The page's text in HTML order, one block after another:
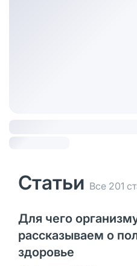
Статьи Все 201
Для чего
рассказываем о
здоровье